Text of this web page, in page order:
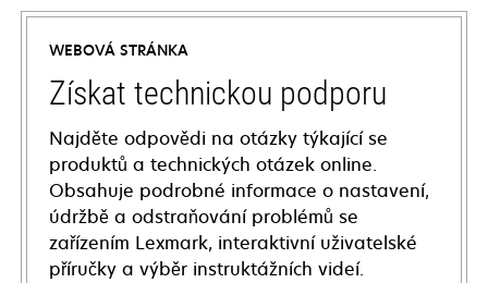
WEBOVÁ STRÁNKA
Získat technickou podporu
Najděte odpovědi na otázky týkající se
produktů a technických otázek online.
Obsahuje podrobné informace o nastavení,
údržbě a odstraňování problémů se
zařízením Lexmark, interaktivní uživatelské
příručky a výběr instruktážních videí.